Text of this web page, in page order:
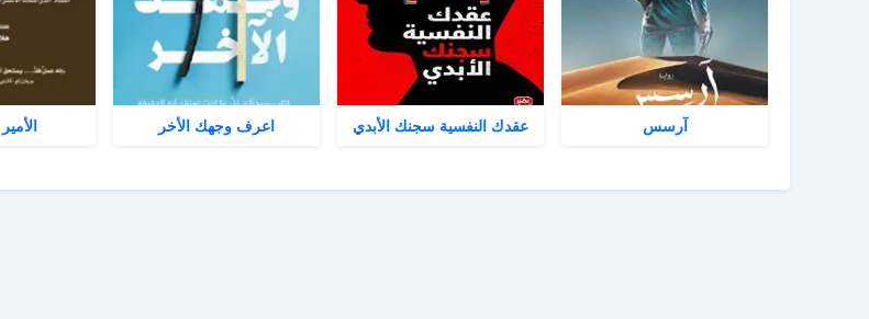
آرسس عقدك النفسية سجنك الأبدي اعرف وجهك الأخر